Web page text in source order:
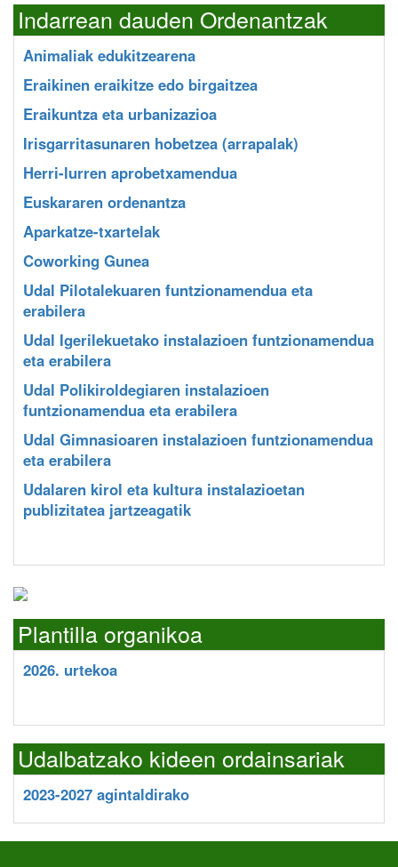
Indarrean dauden Ordenantzak
Animaliak edukitzearena
Eraikinen eraikitze edo birgaitzea
Eraikuntza eta urbanizazioa
Irisgarritasunaren hobetzea (arrapalak)
Herri-lurren aprobetxamendua
Euskararen ordenantza
Aparkatze-txartelak
Coworking Gunea
Udal Pilotalekuaren funtzionamendua eta
erabilera
Udal Igerilekuetako instalazioen funtzionamendua
eta erabilera
Udal Polikiroldegiaren instalazioen
funtzionamendua eta erabilera
Udal Gimnasioaren instalazioen funtzionamendua
eta erabilera
Udalaren kirol eta kultura instalazioetan
publizitatea jartzeagatik
Plantilla organikoa
2026. urtekoa
Udalbatzako kideen ordainsariak
2023-2027 agintaldirako